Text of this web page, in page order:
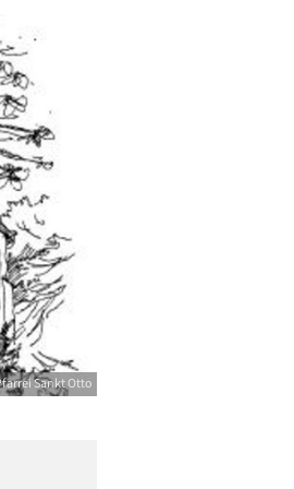
Sankt Otto